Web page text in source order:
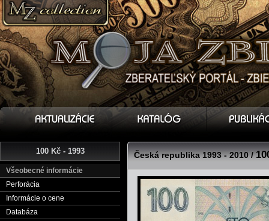
100 Kč - 1993
Všeobecné informácie
Perforácia
Informácie o cene
Databáza
Česká republika 1993 - 2010 /